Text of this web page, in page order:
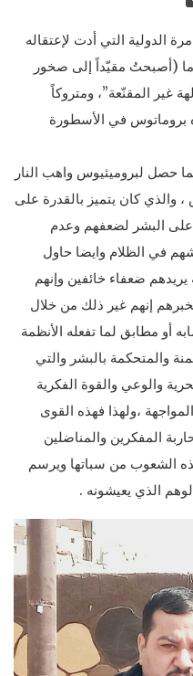
الدولية التي أدت لإعتقاله
معزول في إمرالي من 23 عاما (أصبحتُ مقيّداً إلى صخور
غير المقنّعة”، ومتروكاً
بروماتوس في الأسطورة
حصل لبروميثيوس واهب النار
والذي كان يتميز بالقدرة على
على البشر لضعفهم وعدم
في الظلام وايضا حاول
ضعفاء خائفين وإنهم
إنهم غير ذلك من خلال
أو مطابق لما تفعله الأنظمة
والمتحكمة بالبشر والتي
والوعي والقوة الفكرية
،ولهذا فهذه القوى
المفكرين والمناضلين
الشعوب من سباتها ويرسم
الذي يعيشونه .